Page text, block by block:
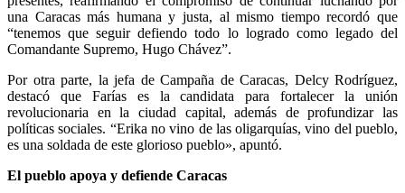
una Caracas más humana y justa, al mismo tiempo recordó que
“tenemos que seguir defiendo todo lo logrado como legado del
Comandante Supremo, Hugo Chávez”.
Por otra parte, la jefa de Campaña de Caracas, Delcy Rodríguez,
destacó que Farías es la candidata para fortalecer la unión
revolucionaria en la ciudad capital, además de profundizar las
políticas sociales. “Erika no vino de las oligarquías, vino del pueblo,
es una soldada de este glorioso pueblo», apuntó.
El pueblo apoya y defiende Caracas